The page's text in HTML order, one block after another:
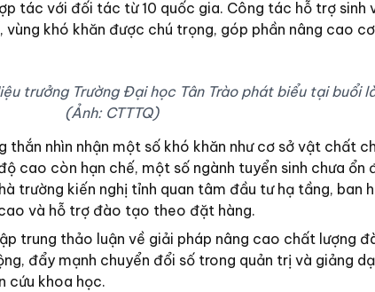
tác với đối tác từ 10 quốc gia. Công tác hỗ trợ sinh
vùng khó khăn được chú trọng, góp phần nâng cao
trưởng Trường Đại học Tân Trào phát biểu tại buổi
(Ảnh: CTTTQ)
thắn nhìn nhận một số khó khăn như cơ sở vật chất
cao còn hạn chế, một số ngành tuyển sinh chưa ổn
trường kiến nghị tỉnh quan tâm đầu tư hạ tầng, ban
và hỗ trợ đào tạo theo đặt hàng.
trung thảo luận về giải pháp nâng cao chất lượng
đẩy mạnh chuyển đổi số trong quản trị và giảng
cứu khoa học.